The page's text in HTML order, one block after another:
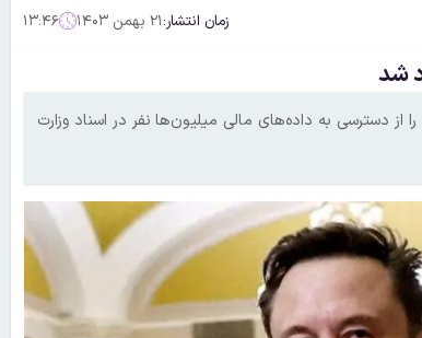
زمان انتشار:۲۱ بهمن ۱۴۰۳ ۱۳:۴۶
شد
از دسترسی به داده‌های مالی میلیون‌ها نفر در اسناد وزارت